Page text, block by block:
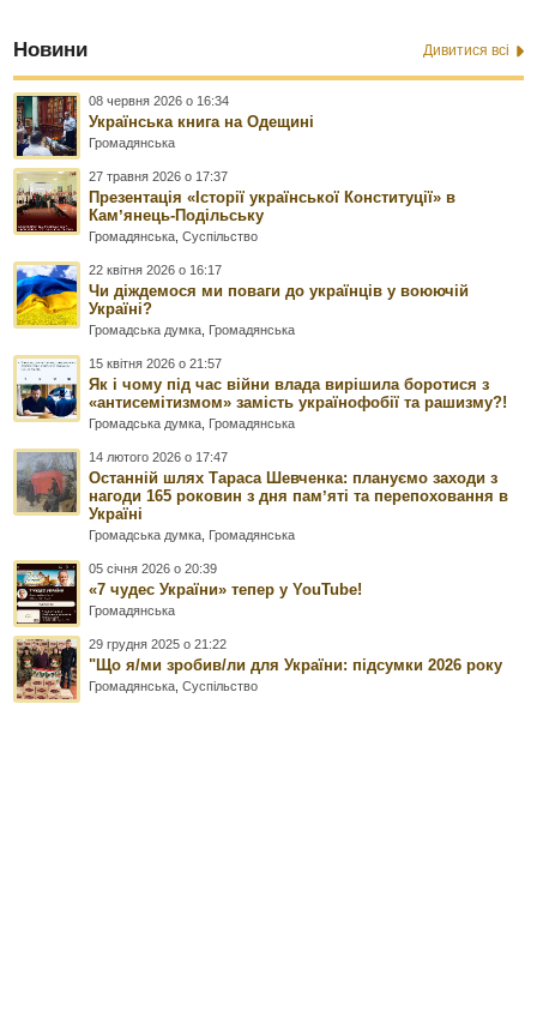
Новини Дивитися всі
08 червня 2026 о 16:34
Українська книга на Одещині
Громадянська
27 травня 2026 о 17:37
Презентація «Історії української Конституції» в
Камʼянець-Подільську
Громадянська ,Суспільство
22 квітня 2026 о 16:17
Чи діждемося ми поваги до українців у воюючій
Україні?
Громадська думка Громадянська
15 квітня 2026 о 21:57
Як і чому під час війни влада вирішила боротися з
«антисемітизмом» замість українофобії та рашизму?!
Громадська думка Громадянська
14 лютого 2026 о 17:47
Останній шлях Тараса Шевченка: плануємо заходи з
нагоди 165 роковин з дня памʼяті та перепоховання в
Україні
Громадська думка Громадянська
05 січня 2026 о 20:39
«7 чудес України» тепер у YouTube!
Громадянська
29 грудня 2025 о 21:22
"Що я/ми зробив/ли для України: підсумки 2026 року
Громадянська ,Суспільство